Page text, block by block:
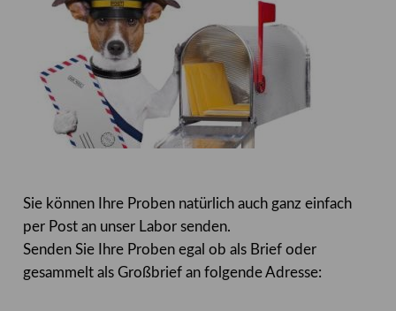
Sie können Ihre Proben natürlich auch ganz einfach
per Post an unser Labor senden.
Senden Sie Ihre Proben egal ob als Brief oder
gesammelt als Großbrief an folgende Adresse: